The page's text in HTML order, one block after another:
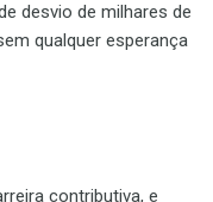
desvio de milhares de
qualquer esperança
contributiva, e